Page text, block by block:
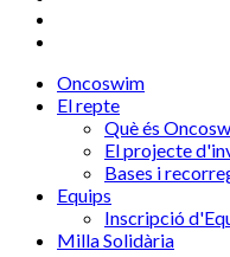
Oncoswim
El repte
Què és
El projecte
Bases i
Equips
Inscripció
Milla Solidària